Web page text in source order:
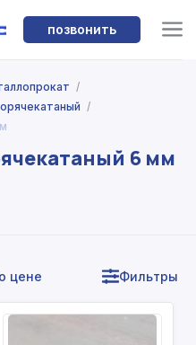
позвонить
/
/
6 мм
цене Фильтры